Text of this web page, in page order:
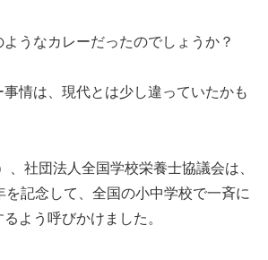
うなカレーだったのでしょうか？
情は、現代とは少し違っていたかも
、社団法人全国学校栄養士協議会は、
を記念して、全国の小中学校で一斉に
よう呼びかけました。